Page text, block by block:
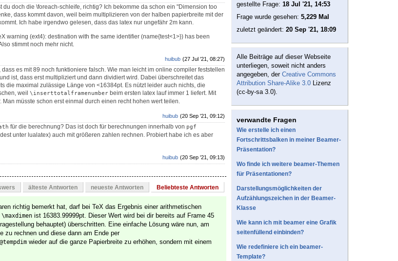
du doch die \foreach-schleife, richtig? Ich bekomme da schon ein "Dimension too
dass kommt davon, weil beim multiplizieren von der halben papierbreite mit der
Ich habe irgendwo gelesen, dass das latex nur ungefähr 2m kann.
warning (ext4): destination with the same identifier (name{test<1>}) has been
stimmt noch mehr nicht.
(27 Jul '21, 08:27)
huibub
es mit 89 noch funktioniere falsch. Wie man leicht im online compiler feststellen
ist, dass erst multipliziert und dann dividiert wird. Dabei überschreitet das
die maximal zulässige Länge von <16384pt. Es nützt leider auch nichts, die
weil \inserttotalframenumber beim ersten latex lauf immer 1 liefert. Mit
Man müsste schon erst einmal durch einen recht hohen wert teilen.
(20 Sep '21, 09:12)
huibub
für die berechnung? Das ist doch für berechnungen innerhalb von pgf
unter lualatex) auch mit größeren zahlen rechnen. Probiert habe ich es aber
(20 Sep '21, 09:13)
huibub
älteste Antworten neueste Antworten Beliebteste Antworten
richtig bemerkt hat, darf bei TeX das Ergebnis einer arithmetischen
\maxdimen ist 16383.99999pt. Dieser Wert wird bei dir bereits auf Frame 45
behauptet) überschritten. Eine einfache Lösung wäre nun, am
zu rechnen und diese dann am Ende per
wieder auf die ganze Papierbreite zu erhöhen, sondern mit einem
gestellte Frage: 18 Jul '21, 14:53
Frage wurde gesehen: 5,229 Mal
zuletzt geändert: 20 Sep '21, 18:09
Alle Beiträge auf dieser Webseite
unterliegen, soweit nicht anders
angegeben, der Creative Commons
Attribution Share-Alike 3.0 Lizenz
(cc-by-sa 3.0).
verwandte Fragen
Wie erstelle ich einen
Fortschrittsbalken in meiner Beamer-
Präsentation?
Wo finde ich weitere beamer-Themen
für Präsentationen?
Darstellungsmöglichkeiten der
Aufzählungszeichen in der Beamer-
Klasse
Wie kann ich mit beamer eine Grafik
seitenfüllend einbinden?
Wie redefiniere ich ein beamer-
Template?